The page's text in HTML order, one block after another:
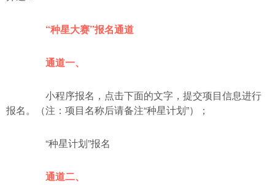
“种星大赛”报名通道
通道一、
小程序报名，点击下面的文字，提交项目信息进行
报名。（注：项目名称后请备注“种星计划”）；
“种星计划”报名
通道二、